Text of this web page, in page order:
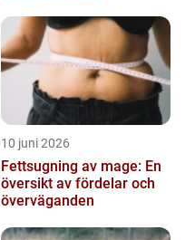
10 juni 2026
Fettsugning av mage: En
översikt av fördelar och
överväganden